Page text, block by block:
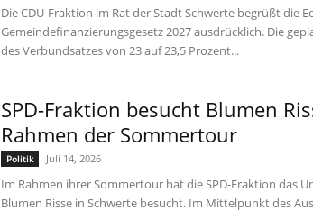
Die CDU-Fraktion im Rat der Stadt Schwerte begrüßt die
Gemeindefinanzierungsgesetz 2027 ausdrücklich. Die
des Verbundsatzes von 23 auf 23,5 Prozent...
SPD-Fraktion besucht Blumen
Rahmen der Sommertour
Politik Juli 14, 2026
Im Rahmen ihrer Sommertour hat die SPD-Fraktion das
Blumen Risse in Schwerte besucht. Im Mittelpunkt des